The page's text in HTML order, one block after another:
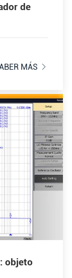
de
MÁS

objeto